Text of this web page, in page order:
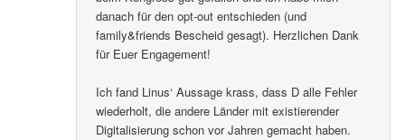
danach für den opt-out entschieden (und
family&friends Bescheid gesagt). Herzlichen Dank
für Euer Engagement!
Ich fand Linus‘ Aussage krass, dass D alle Fehler
wiederholt, die andere Länder mit existierender
Digitalisierung schon vor Jahren gemacht haben.